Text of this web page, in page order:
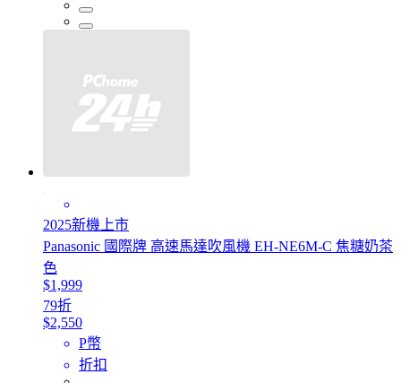
2025新機上市
Panasonic 國際牌 高速馬達吹風機 EH-NE6M-C 焦糖奶茶
色
$1,999
79折
$2,550
P幣
折扣